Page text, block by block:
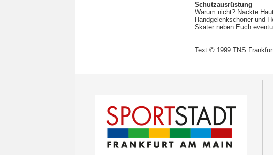
Schutzausrüstung
Warum nicht? Nackte
Handgelenkschoner und
Skater neben Euch
Text © 1999 TNS